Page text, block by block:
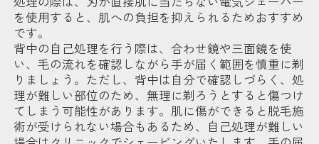
を使用すると、肌への負担を抑えられるためおすすめ
です。
背中の自己処理を行う際は、合わせ鏡や三面鏡を使
い、毛の流れを確認しながら手が届く範囲を慎重に剃
りましょう。ただし、背中は自分で確認しづらく、処
理が難しい部位のため、無理に剃ろうとすると傷つけ
てしまう可能性があります。肌に傷ができると脱毛施
術が受けられない場合もあるため、自己処理が難しい